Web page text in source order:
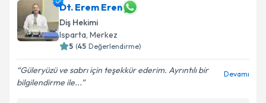
Dt. Erem Eren
Diş Hekimi
Isparta, Merkez
5 (45 Değerlendirme)
Güleryüzü ve sabrı için teşekkür ederim. Ayrıntılı bir
bilgilendirme ile...
Devamı